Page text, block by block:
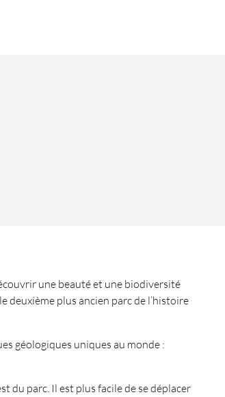
une beauté et une biodiversité
deuxième plus ancien parc de l’histoire
géologiques uniques au monde :
du parc. Il est plus facile de se déplacer